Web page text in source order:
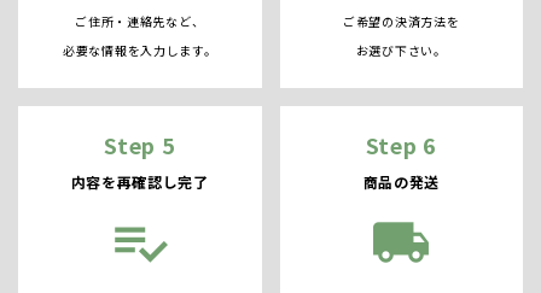
ご住所・連絡先など、
必要な情報を入力します。
ご希望の決済方法を
お選び下さい。
Step 5
内容を再確認し完了
playlist_add_check
Step 6
商品の発送
local_shipping